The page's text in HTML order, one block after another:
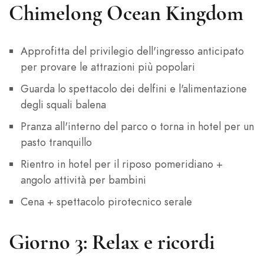
Chimelong Ocean Kingdom
Approfitta del privilegio dell'ingresso anticipato
per provare le attrazioni più popolari
Guarda lo spettacolo dei delfini e l'alimentazione
degli squali balena
Pranza all'interno del parco o torna in hotel per un
pasto tranquillo
Rientro in hotel per il riposo pomeridiano +
angolo attività per bambini
Cena + spettacolo pirotecnico serale
Giorno 3: Relax e ricordi